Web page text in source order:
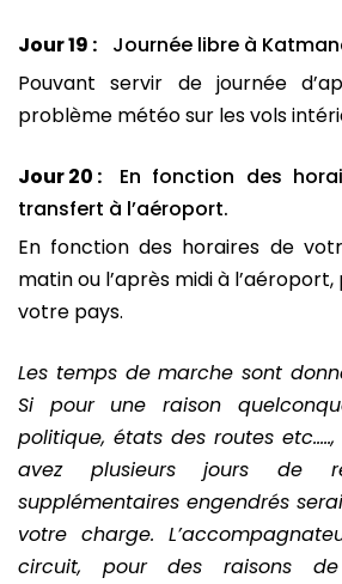
Jour 19 :
Journée libre à
Pouvant servir de journée
problème météo sur les vols
Jour 20 :
En fonction des
transfert à l’aéroport.
En fonction des horaires de
matin ou l’après midi à
votre pays.
Les temps de marche sont
Si pour une raison
politique, états des routes
avez plusieurs jours de
supplémentaires engendrés
votre charge.
circuit, pour des raisons